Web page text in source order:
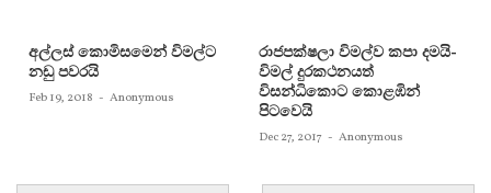
අල්ලස් කොමිසමෙන් විමල්ට
නඩු පවරයි
Feb 19, 2018 - Anonymous
රාජපක්ෂලා විමල්ව කපා දමයි-
විමල් දුරකථනයත්
විසන්ධිකොට කොළඹින්
පිටවෙයි
Dec 27, 2017 - Anonymous